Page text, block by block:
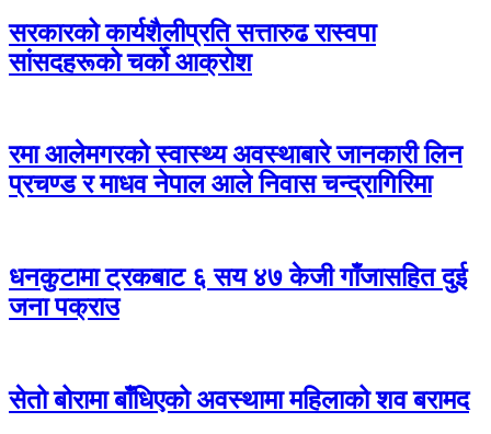
सरकारको कार्यशैलीप्रति सत्तारुढ रास्वपा
सांसदहरूको चर्को आक्रोश
रमा आलेमगरको स्वास्थ्य अवस्थाबारे जानकारी लिन
प्रचण्ड र माधव नेपाल आले निवास चन्द्रागिरिमा
धनकुटामा ट्रकबाट ६ सय ४७ केजी गाँजासहित दुई
जना पक्राउ
सेतो बोरामा बाँधिएको अवस्थामा महिलाको शव बरामद